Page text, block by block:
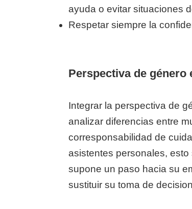
ayuda o evitar situaciones
Respetar siempre la
Perspectiva de género
Integrar la perspectiva de
analizar diferencias entre
corresponsabilidad de
asistentes personales,
supone un paso hacia su
sustituir su toma de